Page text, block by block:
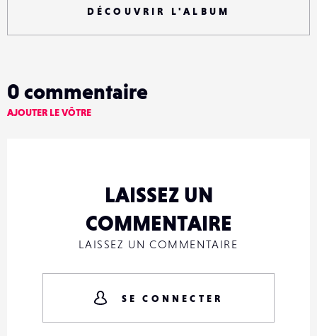
DÉCOUVRIR L'ALBUM
0 commentaire
AJOUTER LE VÔTRE
LAISSEZ UN
COMMENTAIRE
LAISSEZ UN COMMENTAIRE
SE CONNECTER